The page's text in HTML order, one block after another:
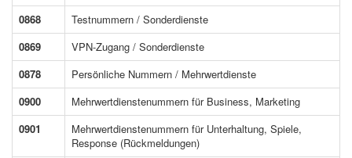
0868
Testnummern / Sonderdienste
0869
VPN-Zugang / Sonderdienste
0878
Persönliche Nummern / Mehrwertdienste
0900
Mehrwertdienstenummern für Business, Marketing
0901
Mehrwertdienstenummern für Unterhaltung, Spiele,
Response (Rückmeldungen)